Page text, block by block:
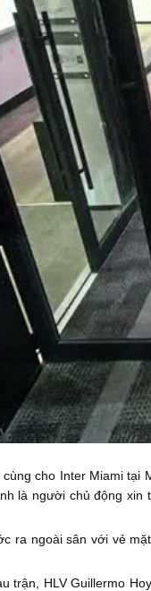
cho Inter Miami tại
là người chủ động xin
ra ngoài sân với vẻ
trận, HLV Guillermo